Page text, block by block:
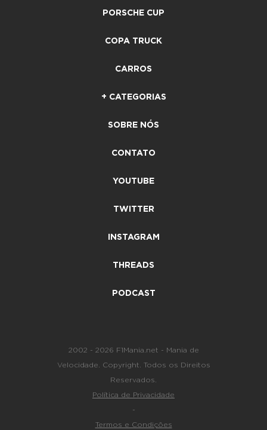
PORSCHE CUP
COPA TRUCK
CARROS
+ CATEGORIAS
SOBRE NÓS
CONTATO
YOUTUBE
TWITTER
INSTAGRAM
THREADS
PODCAST
2002 - 2026 F1Mania.net - Mania de
Velocidade. Copyright. Todos os Direitos
Reservados.
Política de Privacidade
-
Termos e Condições